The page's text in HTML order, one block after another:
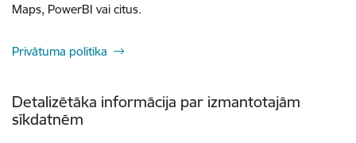
Maps, PowerBI vai citus.
Privātuma politika
Detalizētāka informācija par izmantotajām
sīkdatnēm